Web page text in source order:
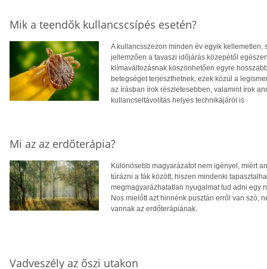
Mik a teendők kullancscsípés esetén?
A kullancsszezon minden év egyik kellemetlen,
jellemzően a tavaszi időjárás közepétől
klímaváltozásnak köszönhetően egyre
betegséget terjeszthetnek, ezek közül a
az írásban írok részletesebben, valamint írok
kullancseltávolítás helyes technikájáról is
Mi az az erdőterápia?
Különösebb magyarázatot nem igényel, miért
túrázni a fák között, hiszen mindenki
megmagyarázhatatlan nyugalmat tud adni egy
Nos mielőtt azt hinnénk pusztán erről van szó,
vannak az erdőterápiának.
Vadveszély az őszi utakon